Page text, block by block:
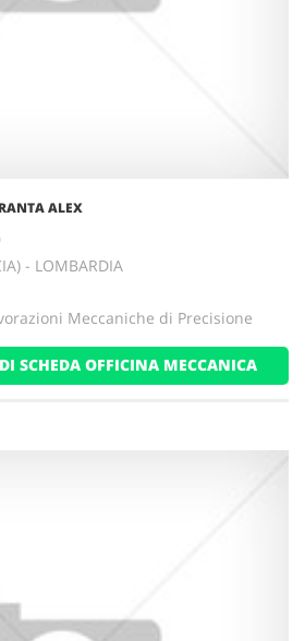
ALEX
- LOMBARDIA
Meccaniche di Precisione
SCHEDA OFFICINA MECCANICA